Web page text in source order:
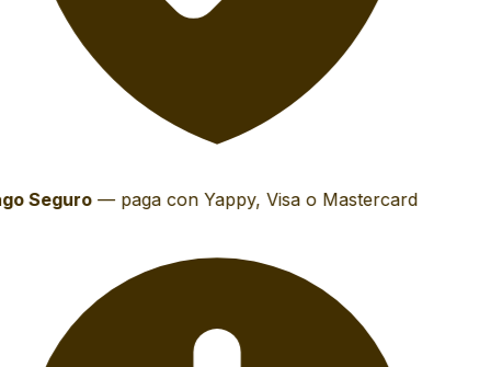
Seguro—paga con Yappy, Visa o Mastercard